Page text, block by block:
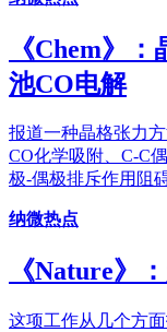
《Chem》
池CO电解
报道一种晶格张力
CO化学吸附、C-C
极-偶极排斥作用阻
纳微热点
《Nature》
这项工作从几个方